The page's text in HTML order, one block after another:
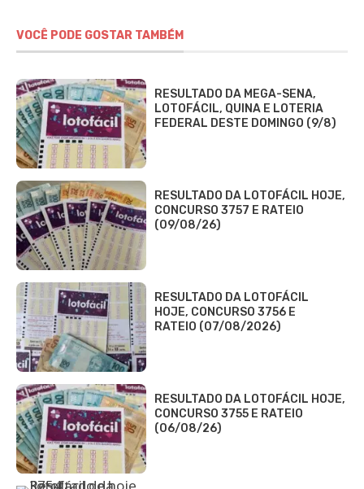
VOCÊ PODE GOSTAR TAMBÉM
RESULTADO DA MEGA-SENA,
LOTOFÁCIL, QUINA E LOTERIA
FEDERAL DESTE DOMINGO (9/8)
RESULTADO DA LOTOFÁCIL HOJE,
CONCURSO 3757 E RATEIO
(09/08/26)
RESULTADO DA LOTOFÁCIL
HOJE, CONCURSO 3756 E
RATEIO (07/08/2026)
RESULTADO DA LOTOFÁCIL HOJE,
CONCURSO 3755 E RATEIO
(06/08/26)